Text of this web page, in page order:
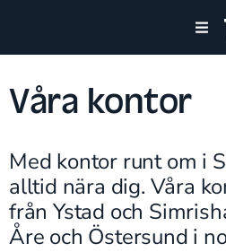
Våra kontor
Med kontor runt om i
alltid nära dig. Våra
från Ystad och
Åre och Östersund i